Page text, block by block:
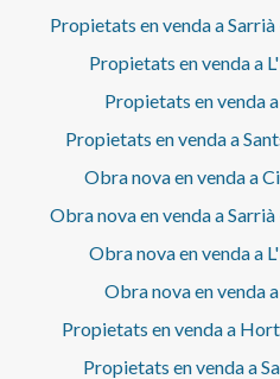
Propietats en venda a
Propietats en venda a
Propietats en venda
Propietats en venda a
Obra nova en venda a
Obra nova en venda a
Obra nova en venda a
Obra nova en venda
Propietats en venda a
Propietats en venda a